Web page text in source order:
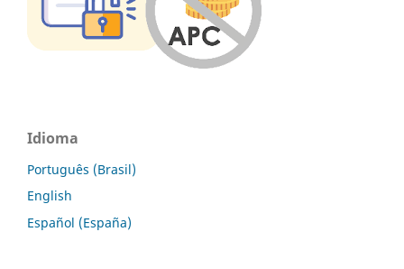
Idioma
Português (Brasil)
English
Español (España)